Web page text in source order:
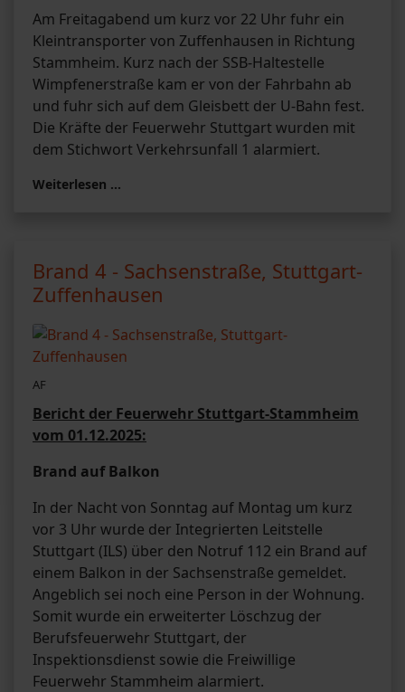
Am Freitagabend um kurz vor 22 Uhr fuhr ein
Kleintransporter von Zuffenhausen in Richtung
Stammheim. Kurz nach der SSB-Haltestelle
Wimpfenerstraße kam er von der Fahrbahn ab
und fuhr sich auf dem Gleisbett der U-Bahn fest.
Die Kräfte der Feuerwehr Stuttgart wurden mit
dem Stichwort Verkehrsunfall 1 alarmiert.
Weiterlesen …
Brand 4 - Sachsenstraße, Stuttgart-
Zuffenhausen
AF
Bericht der Feuerwehr Stuttgart-Stammheim
vom 01.12.2025:
Brand auf Balkon
In der Nacht von Sonntag auf Montag um kurz
vor 3 Uhr wurde der Integrierten Leitstelle
Stuttgart (ILS) über den Notruf 112 ein Brand auf
einem Balkon in der Sachsenstraße gemeldet.
Angeblich sei noch eine Person in der Wohnung.
Somit wurde ein erweiterter Löschzug der
Berufsfeuerwehr Stuttgart, der
Inspektionsdienst sowie die Freiwillige
Feuerwehr Stammheim alarmiert.